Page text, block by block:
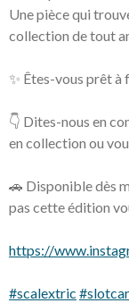
Une pièce qui
collection de tout
✨ Êtes-vous prêt
👇 Dites-nous en
en collection ou
🚗 Disponible dès
pas cette édition
https://
#scalextric #slotcar